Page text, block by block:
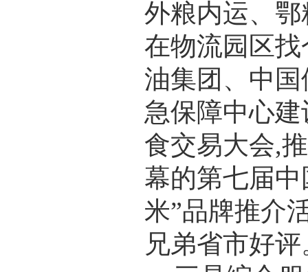
外粮内运、
在物流园区
油集团、中
急保障中心
食交易大会,
幕的第七届
米”品牌推介
兄弟省市好评